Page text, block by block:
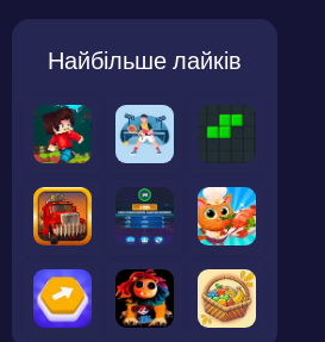
Найбільше лайків